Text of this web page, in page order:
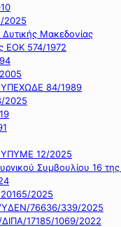
2025
Δυτικής Μακεδονίας
ΕΟΚ 574/1972
ΥΠΕΧΩΔΕ 84/1989
2025
ΥΠΥΜΕ 12/2025
Συμβουλίου 16
20165/2025
76636/339/2025
17185/1069/2022